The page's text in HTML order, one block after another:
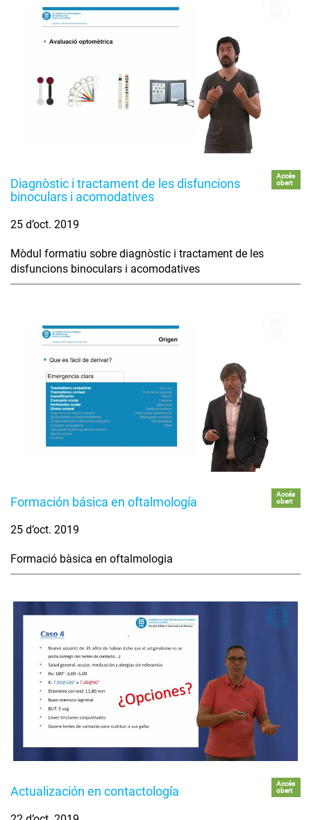
Diagnòstic i tractament de les disfuncions
binoculars i acomodatives
Accés
obert
25 d’oct. 2019
Mòdul formatiu sobre diagnòstic i tractament de les
disfuncions binoculars i acomodatives
Formación básica en oftalmología
Accés
obert
25 d’oct. 2019
Formació bàsica en oftalmologia
Actualización en contactología
Accés
obert